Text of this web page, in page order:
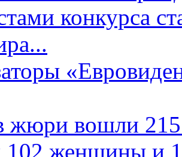
конкурса
жюри вошли 215
102 женщины и